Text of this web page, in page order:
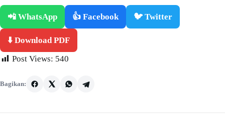
📲 WhatsApp 👍 Facebook 🐦 Twitter
⬇️ Download PDF
Post Views: 540
Bagikan: